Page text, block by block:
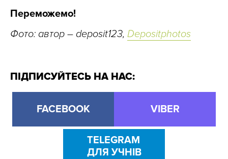
Переможемо!
Фото: автор – deposit123, Depositphotos
ПІДПИСУЙТЕСЬ НА НАС:
FACEBOOK VIBER
TELEGRAM
ДЛЯ УЧНІВ